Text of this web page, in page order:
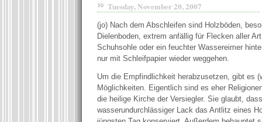
Tuesday, November 20, 2007
(jo) Nach dem Abschleifen sind Holzböden,
Dielenboden, extrem anfällig für Flecken aller
Schuhsohle oder ein feuchter Wassereimer
nur mit Schleifpapier wieder weggehen.
Um die Empfindlichkeit herabzusetzen, gibt es
Möglichkeiten. Eigentlich sind es eher
die heilige Kirche der Versiegler. Sie glaubt,
wasserundurchlässiger Lack das Antlitz eines